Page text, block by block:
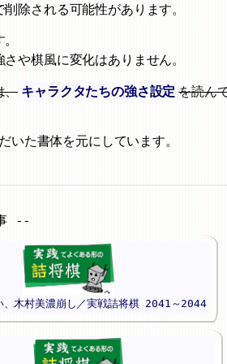
除される可能性があります。
や棋風に変化はありません。
、 キャラクタたちの強さ設定 を読ん
いた書体を元にしています。